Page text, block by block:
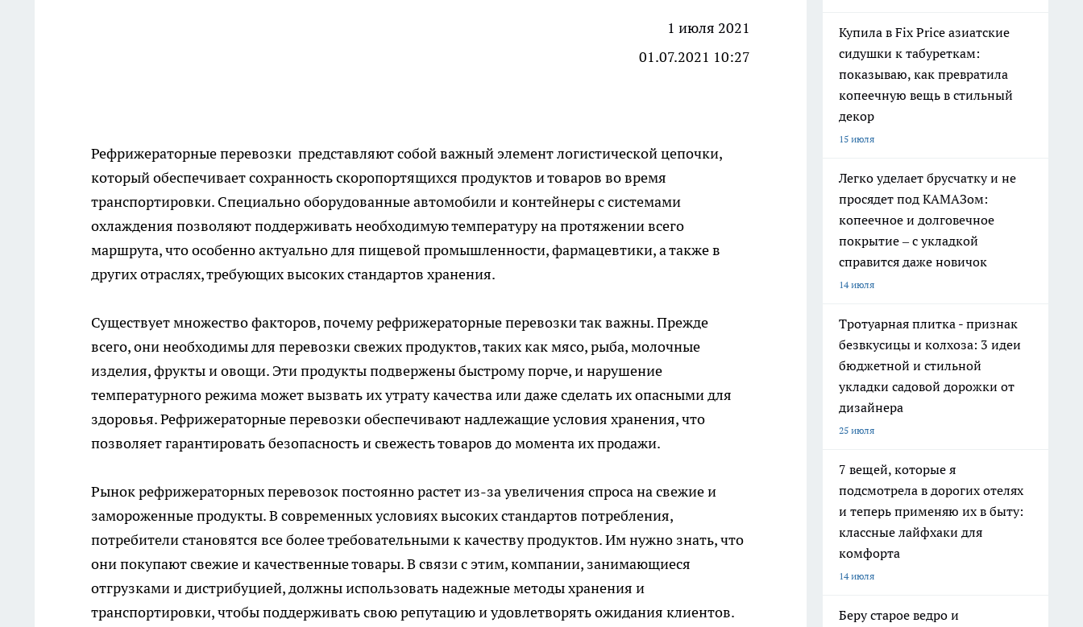
1 июля 2021
01.07.2021 10:27
Рефрижераторные перевозки представляют собой важный элемент логистической цепочки,
который обеспечивает сохранность скоропортящихся продуктов и товаров во время
транспортировки. Специально оборудованные автомобили и контейнеры с системами
охлаждения позволяют поддерживать необходимую температуру на протяжении всего
маршрута, что особенно актуально для пищевой промышленности, фармацевтики, а также в
других отраслях, требующих высоких стандартов хранения.
Существует множество факторов, почему рефрижераторные перевозки так важны. Прежде
всего, они необходимы для перевозки свежих продуктов, таких как мясо, рыба, молочные
изделия, фрукты и овощи. Эти продукты подвержены быстрому порче, и нарушение
температурного режима может вызвать их утрату качества или даже сделать их опасными для
здоровья. Рефрижераторные перевозки обеспечивают надлежащие условия хранения, что
позволяет гарантировать безопасность и свежесть товаров до момента их продажи.
Рынок рефрижераторных перевозок постоянно растет из-за увеличения спроса на свежие и
замороженные продукты. В современных условиях высоких стандартов потребления,
потребители становятся все более требовательными к качеству продуктов. Им нужно знать, что
они покупают свежие и качественные товары. В связи с этим, компании, занимающиеся
отгрузками и дистрибуцией, должны использовать надежные методы хранения и
транспортировки, чтобы поддерживать свою репутацию и удовлетворять ожидания клиентов.
Купила в Fix Price азиатские
сидушки к табуреткам:
показываю, как превратила
копеечную вещь в стильный
декор
15 июля
Легко уделает брусчатку и не
просядет под КАМАЗом:
копеечное и долговечное
покрытие – с укладкой
справится даже новичок
14 июля
Тротуарная плитка - признак
безвкусицы и колхоза: 3 идеи
бюджетной и стильной
укладки садовой дорожки от
дизайнера
25 июля
7 вещей, которые я
подсмотрела в дорогих отелях
и теперь применяю их в быту:
классные лайфхаки для
комфорта
14 июля
Беру старое ведро и